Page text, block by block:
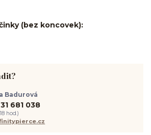
(bez koncovek)
Badurová
681 038
hod.)